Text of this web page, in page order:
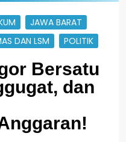
JAWA BARAT
DAN LSM POLITIK
Bersatu
dan